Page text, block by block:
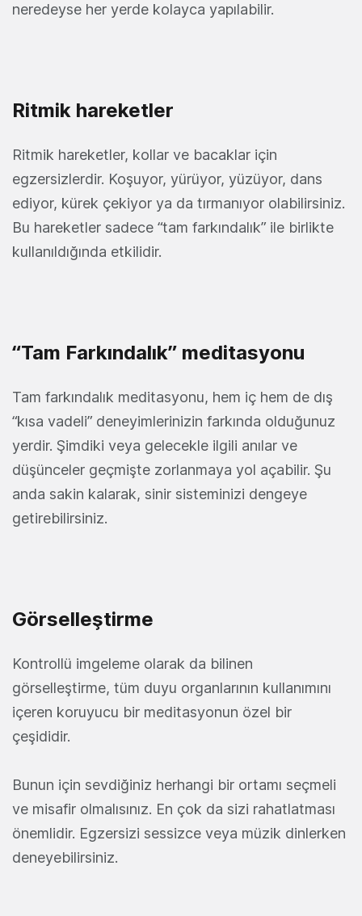
neredeyse her yerde kolayca yapılabilir.
Ritmik hareketler
Ritmik hareketler, kollar ve bacaklar için
egzersizlerdir. Koşuyor, yürüyor, yüzüyor, dans
ediyor, kürek çekiyor ya da tırmanıyor olabilirsiniz.
Bu hareketler sadece “tam farkındalık” ile birlikte
kullanıldığında etkilidir.
“Tam Farkındalık” meditasyonu
Tam farkındalık meditasyonu, hem iç hem de dış
“kısa vadeli” deneyimlerinizin farkında olduğunuz
yerdir. Şimdiki veya gelecekle ilgili anılar ve
düşünceler geçmişte zorlanmaya yol açabilir. Şu
anda sakin kalarak, sinir sisteminizi dengeye
getirebilirsiniz.
Görselleştirme
Kontrollü imgeleme olarak da bilinen
görselleştirme, tüm duyu organlarının kullanımını
içeren koruyucu bir meditasyonun özel bir
çeşididir.
Bunun için sevdiğiniz herhangi bir ortamı seçmeli
ve misafir olmalısınız. En çok da sizi rahatlatması
önemlidir. Egzersizi sessizce veya müzik dinlerken
deneyebilirsiniz.